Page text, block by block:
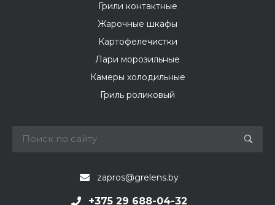
Грили контактные
Жарочные шкафы
Картофелечистки
Лари морозильные
Камеры холодильные
Гриль роликовый
zapros@grelens.by
+375 29 688-04-32